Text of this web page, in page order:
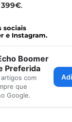
399€.
sociais
e Instagram.
Boomer
Preferida
com
que
Google.